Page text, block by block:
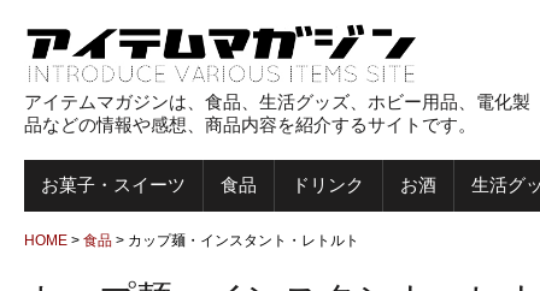
アイテムマガジンは、食品、生活グッズ、ホビー用品、電化製
品などの情報や感想、商品内容を紹介するサイトです。
お菓子・スイーツ 食品 ドリンク お酒 生活グ
HOME > 食品 > カップ麺・インスタント・レトルト